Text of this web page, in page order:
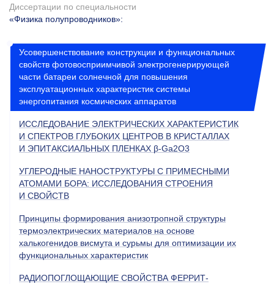
Диссертации по специальности
«Физика полупроводников»:
Усовершенствование конструкции и функциональных
свойств фотовосприимчивой электрогенерирующей
части батареи солнечной для повышения
эксплуатационных характеристик системы
энергопитания космических аппаратов
ИССЛЕДОВАНИЕ ЭЛЕКТРИЧЕСКИХ ХАРАКТЕРИСТИК
И СПЕКТРОВ ГЛУБОКИХ ЦЕНТРОВ В КРИСТАЛЛАХ
И ЭПИТАКСИАЛЬНЫХ ПЛЕНКАХ β-Ga2O3
УГЛЕРОДНЫЕ НАНОСТРУКТУРЫ С ПРИМЕСНЫМИ
АТОМАМИ БОРА: ИССЛЕДОВАНИЯ СТРОЕНИЯ
И СВОЙСТВ
Принципы формирования анизотропной структуры
термоэлектрических материалов на основе
халькогенидов висмута и сурьмы для оптимизации их
функциональных характеристик
РАДИОПОГЛОЩАЮЩИЕ СВОЙСТВА ФЕРРИТ-